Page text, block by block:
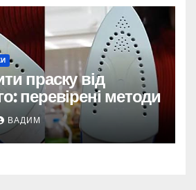
праску від
перевірені методи
ВАДИМ